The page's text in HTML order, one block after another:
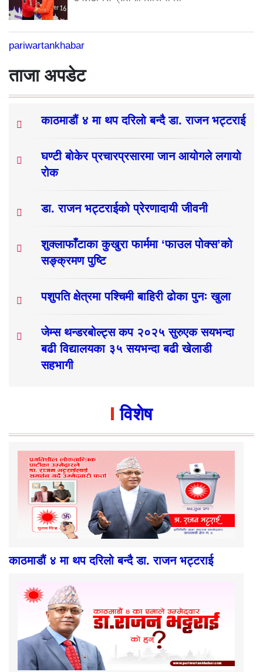
pariwartankhabar
ताजा अपडेट
काठमाडौं ४ मा थप दरिलो बन्दै डा. राजन भट्टराई
घण्टी बोकेर प्रचारप्रसारमा जान आयोगले लगायो
रोक
डा. राजन भट्टराईको प्रेरणादायी जीवनी
शुक्लाफाँटाका कुखुरा फार्ममा ‘फाउल पोक्स’को
सङ्क्रमण पुष्टि
पशुपति क्षेत्रमा पश्चिमी बाहिरी ढोका पुनः खुला
जेम्स थन्डरबोल्ट्स कप २०२५ सुरुएक सयभन्दा
बढी विद्यालयका ३५ सयभन्दा बढी खेलाडी
सहभागी
विशेष
काठमाडौं ४ मा थप दरिलो बन्दै डा. राजन भट्टराई